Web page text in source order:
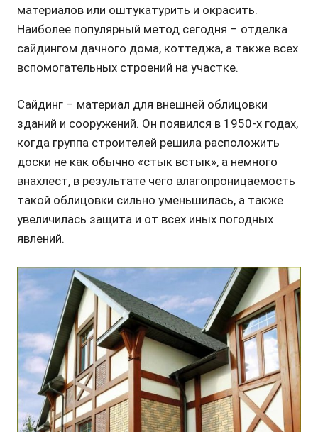
материалов или оштукатурить и окрасить.
Наиболее популярный метод сегодня – отделка
сайдингом дачного дома, коттеджа, а также всех
вспомогательных строений на участке.
Сайдинг – материал для внешней облицовки
зданий и сооружений. Он появился в 1950-х годах,
когда группа строителей решила расположить
доски не как обычно «стык встык», а немного
внахлест, в результате чего влагопроницаемость
такой облицовки сильно уменьшилась, а также
увеличилась защита и от всех иных погодных
явлений.